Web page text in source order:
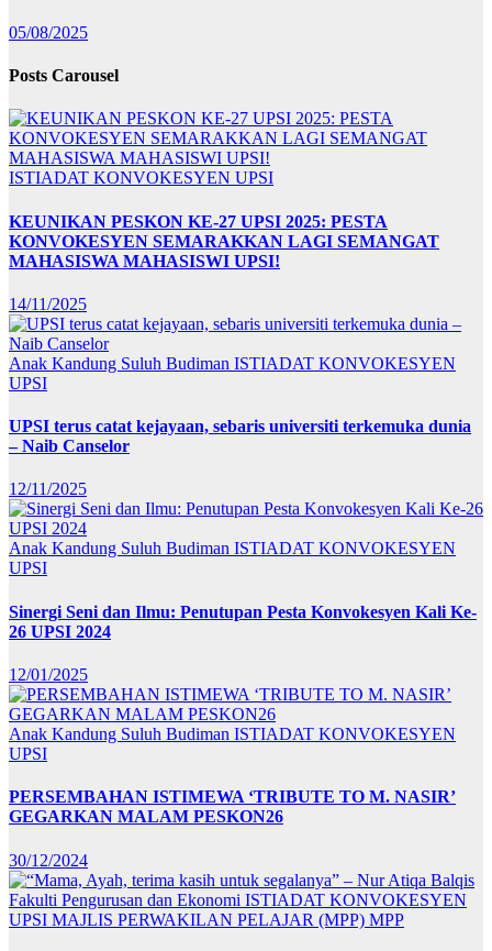
05/08/2025
Posts Carousel
ISTIADAT KONVOKESYEN UPSI
KEUNIKAN PESKON KE-27 UPSI 2025: PESTA
KONVOKESYEN SEMARAKKAN LAGI SEMANGAT
MAHASISWA MAHASISWI UPSI!
14/11/2025
Anak Kandung Suluh Budiman ISTIADAT KONVOKESYEN
UPSI
UPSI terus catat kejayaan, sebaris universiti terkemuka dunia
– Naib Canselor
12/11/2025
Anak Kandung Suluh Budiman ISTIADAT KONVOKESYEN
UPSI
Sinergi Seni dan Ilmu: Penutupan Pesta Konvokesyen Kali Ke-
26 UPSI 2024
12/01/2025
Anak Kandung Suluh Budiman ISTIADAT KONVOKESYEN
UPSI
PERSEMBAHAN ISTIMEWA ‘TRIBUTE TO M. NASIR’
GEGARKAN MALAM PESKON26
30/12/2024
Fakulti Pengurusan dan Ekonomi ISTIADAT KONVOKESYEN
UPSI MAJLIS PERWAKILAN PELAJAR (MPP) MPP